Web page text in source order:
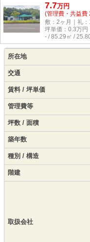
7.7万円
(管理費・共益費
敷：2ヶ月｜礼：
坪単価： 0.3万円
- / 85.29㎡ /
所在地
交通
賃料 / 坪単価
管理費等
坪数 / 面積
築年数
種別 / 構造
階建
取扱会社